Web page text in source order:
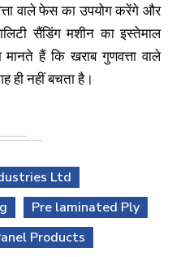
वाले फेस का उपयोग करेंगे और
सैंडिंग मशीन का इस्तेमाल
हैं कि खराब गुणवत्ता वाले
ही नहीं बचता है।
Ltd
Pre laminated Ply
Products